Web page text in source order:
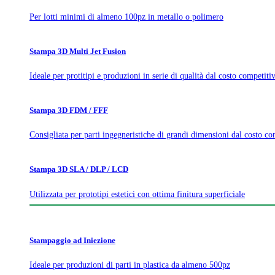
Per lotti minimi di almeno 100pz in metallo o polimero
Stampa 3D Multi Jet Fusion
Ideale per protitipi e produzioni in serie di qualità dal costo
Stampa 3D FDM / FFF
Consigliata per parti ingegneristiche di grandi dimensioni dal costo
Stampa 3D SLA / DLP / LCD
Utilizzata per prototipi estetici con ottima finitura superficiale
Stampaggio ad Iniezione
Ideale per produzioni di parti in plastica da almeno 500pz